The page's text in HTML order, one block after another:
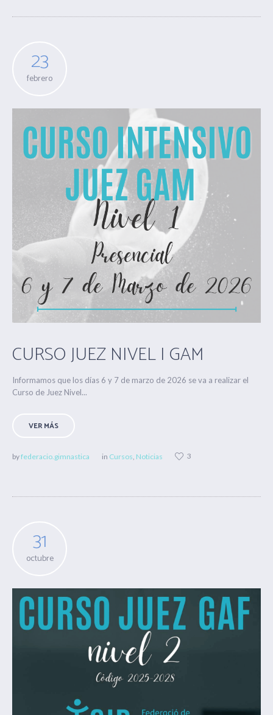
23
febrero
CURSO JUEZ NIVEL I GAM
Informamos que los días 6 y 7 de marzo de 2026 se va a realizar el
Curso de Juez Nivel...
VER MÁS
byfederacio.gimnastica in Cursos, Noticias 3
31
octubre